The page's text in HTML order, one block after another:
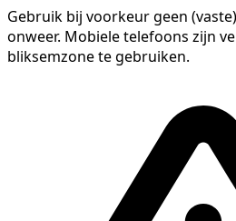
Gebruik bij voorkeur geen
onweer. Mobiele telefoons zijn
bliksemzone te gebruiken.